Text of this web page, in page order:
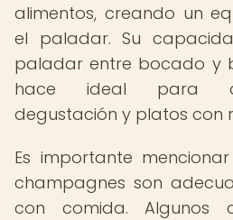
alimentos, creando un
el paladar. Su
paladar entre bocado y
hace ideal para
degustación y platos con
Es importante
champagnes son
con comida. Algunos